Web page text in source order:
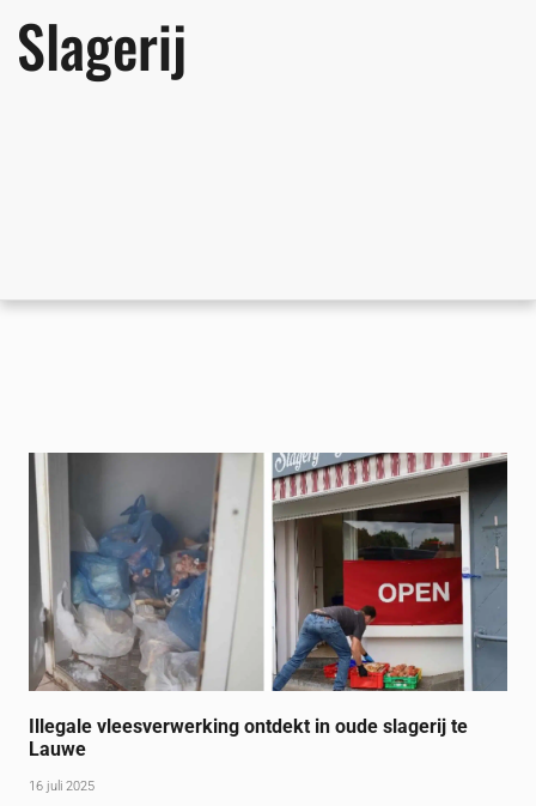
Slagerij
Illegale vleesverwerking ontdekt in oude slagerij te
Lauwe
16 juli 2025